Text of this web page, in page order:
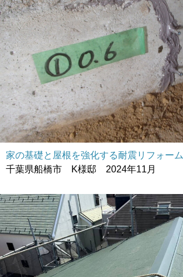
家の基礎と屋根を強化する耐震リフォーム
千葉県船橋市 K様邸 2024年11月